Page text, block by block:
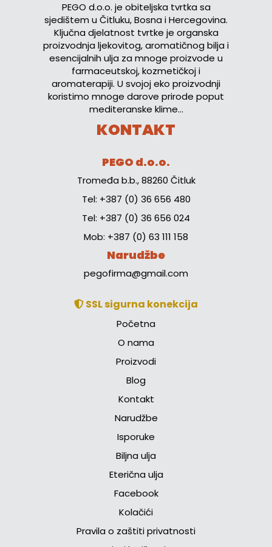
PEGO d.o.o. je obiteljska tvrtka sa
sjedištem u Čitluku, Bosna i Hercegovina.
Ključna djelatnost tvrtke je organska
proizvodnja ljekovitog, aromatičnog bilja i
esencijalnih ulja za mnoge proizvode u
farmaceutskoj, kozmetičkoj i
aromaterapiji. U svojoj eko proizvodnji
koristimo mnoge darove prirode poput
mediteranske klime...
KONTAKT
PEGO d.o.o.
Tromeđa b.b., 88260 Čitluk
Tel: +387 (0) 36 656 480
Tel: +387 (0) 36 656 024
Mob: +387 (0) 63 111 158
Narudžbe
pegofirma@gmail.com
SSL sigurna konekcija
Početna
O nama
Proizvodi
Blog
Kontakt
Narudžbe
Isporuke
Biljna ulja
Eterična ulja
Facebook
Kolačići
Pravila o zaštiti privatnosti